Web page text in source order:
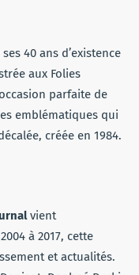
40 ans d’existence
aux Folies
parfaite de
emblématiques qui
créée en 1984.
vient
à 2017, cette
et actualités.